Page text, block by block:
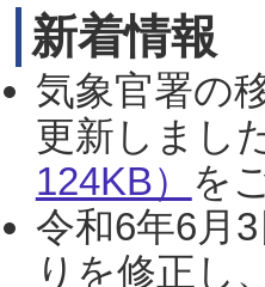
新着情報
気象官署の
更新しまし
124KB） を
令和6年6月
りを修正し